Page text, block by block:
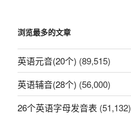
浏览最多的文章
英语元音(20个) (89,515)
英语辅音(28个) (56,000)
26个英语字母发音表 (51,132)